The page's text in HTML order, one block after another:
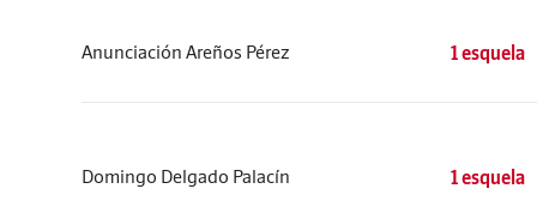
Anunciación Areños Pérez 1 esquela
Domingo Delgado Palacín 1 esquela